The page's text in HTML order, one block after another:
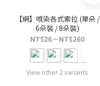
【網】噴染各式索拉 (單朵 /
6朵裝 / 8朵裝)
NT$26 ~ NT$260
View other 2 variants